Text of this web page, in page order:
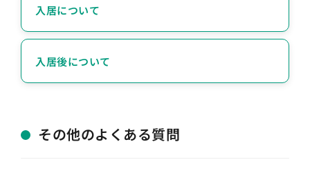
入居について
入居後について
その他のよくある質問